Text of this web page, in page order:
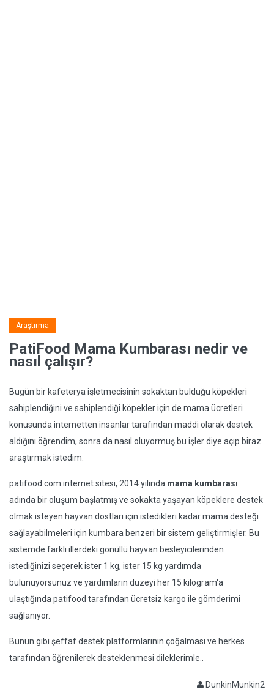
Araştırma
PatiFood Mama Kumbarası nedir ve
nasıl çalışır?
Bugün bir kafeterya işletmecisinin sokaktan bulduğu köpekleri
sahiplendiğini ve sahiplendiği köpekler için de mama ücretleri
konusunda internetten insanlar tarafından maddi olarak destek
aldığını öğrendim, sonra da nasıl oluyormuş bu işler diye açıp biraz
araştırmak istedim.
patifood.com internet sitesi, 2014 yılında mama kumbarası
adında bir oluşum başlatmış ve sokakta yaşayan köpeklere destek
olmak isteyen hayvan dostları için istedikleri kadar mama desteği
sağlayabilmeleri için kumbara benzeri bir sistem geliştirmişler. Bu
sistemde farklı illerdeki gönüllü hayvan besleyicilerinden
istediğinizi seçerek ister 1 kg, ister 15 kg yardımda
bulunuyorsunuz ve yardımların düzeyi her 15 kilogram'a
ulaştığında patifood tarafından ücretsiz kargo ile gömderimi
sağlanıyor.
Bunun gibi şeffaf destek platformlarının çoğalması ve herkes
tarafından öğrenilerek desteklenmesi dileklerimle..
DunkinMunkin2